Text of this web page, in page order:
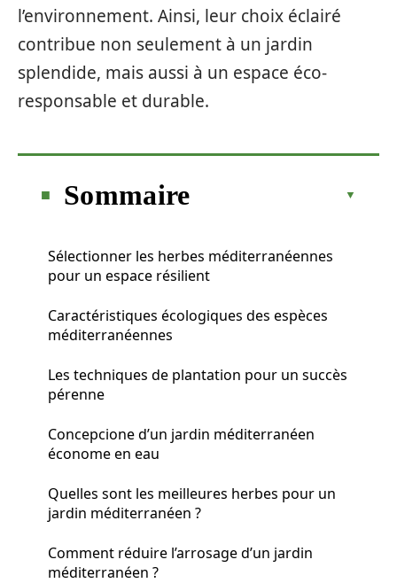
l’environnement. Ainsi, leur choix éclairé
contribue non seulement à un jardin
splendide, mais aussi à un espace éco-
responsable et durable.
Sommaire
Sélectionner les herbes méditerranéennes
pour un espace résilient
Caractéristiques écologiques des espèces
méditerranéennes
Les techniques de plantation pour un succès
pérenne
Concepcione d’un jardin méditerranéen
économe en eau
Quelles sont les meilleures herbes pour un
jardin méditerranéen ?
Comment réduire l’arrosage d’un jardin
méditerranéen ?